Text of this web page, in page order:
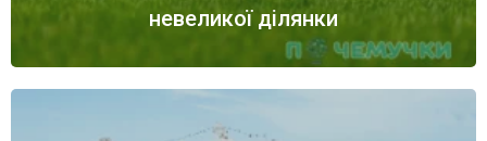
невеликої ділянки